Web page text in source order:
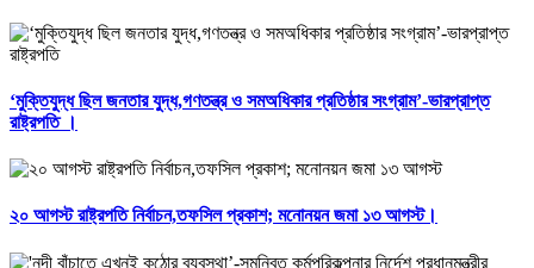
‘মুক্তিযুদ্ধ ছিল জনতার যুদ্ধ,গণতন্ত্র ও সমঅধিকার প্রতিষ্ঠার সংগ্রাম’-ভারপ্রাপ্ত
রাষ্ট্রপতি ।
২০ আগস্ট রাষ্ট্রপতি নির্বাচন,তফসিল প্রকাশ; মনোনয়ন জমা ১৩ আগস্ট।